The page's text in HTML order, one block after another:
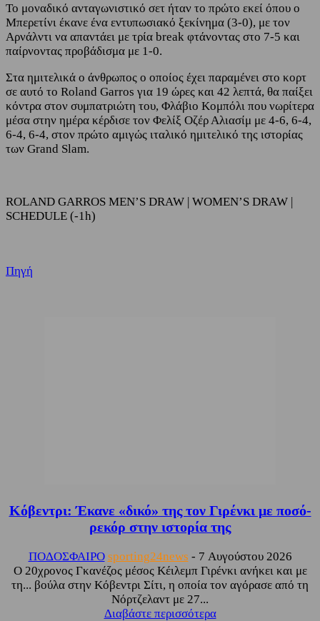
Το μοναδικό ανταγωνιστικό σετ ήταν το πρώτο εκεί όπου ο
Μπερετίνι έκανε ένα εντυπωσιακό ξεκίνημα (3-0), με τον
Αρνάλντι να απαντάει με τρία break φτάνοντας στο 7-5 και
παίρνοντας προβάδισμα με 1-0.
Στα ημιτελικά ο άνθρωπος ο οποίος έχει παραμένει στο κορτ
σε αυτό το Roland Garros για 19 ώρες και 42 λεπτά, θα παίξει
κόντρα στον συμπατριώτη του, Φλάβιο Κομπόλι που νωρίτερα
μέσα στην ημέρα κέρδισε τον Φελίξ Οζέρ Αλιασίμ με 4-6, 6-4,
6-4, 6-4, στον πρώτο αμιγώς ιταλικό ημιτελικό της ιστορίας
των Grand Slam.
ROLAND GARROS MEN’S DRAW | WOMEN’S DRAW |
SCHEDULE (-1h)
Πηγή
Κόβεντρι: Έκανε «δικό» της τον Γιρένκι με ποσό-
ρεκόρ στην ιστορία της
ΠΟΔΟΣΦΑΙΡΟ sporting24news - 7 Αυγούστου 2026
Ο 20χρονος Γκανέζος μέσος Κέιλεμπ Γιρένκι ανήκει και με
τη... βούλα στην Κόβεντρι Σίτι, η οποία τον αγόρασε από τη
Νόρτζελαντ με 27...
Διαβάστε περισσότερα